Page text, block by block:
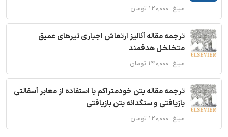
مبلغ: ۱۲۰,۰۰۰ تومان
ترجمه مقاله آنالیز ارتعاش اجباری تیرهای عمیق
متخلخل هدفمند
مبلغ: ۱۴۰,۰۰۰ تومان
ترجمه مقاله بتن خودمتراکم با استفاده از معابر آسفالتی
بازیافتی و سنگدانه بتن بازیافتی
مبلغ: ۱۲۰,۰۰۰ تومان